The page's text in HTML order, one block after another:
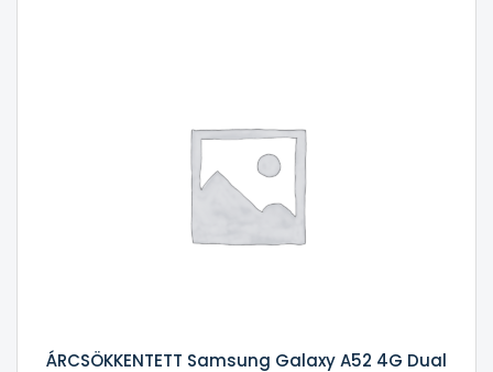
ÁRCSÖKKENTETT Samsung Galaxy A52 4G Dual